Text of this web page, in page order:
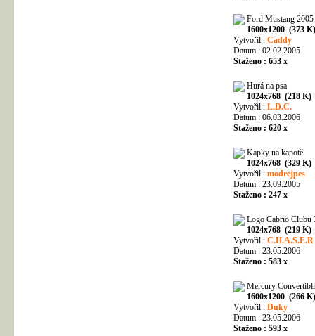
Ford Mustang 2005
1600x1200 (373 K)
Vytvořil : Caddy
Datum : 02.02.2005
Staženo : 653 x
Hurá na psa
1024x768 (218 K)
Vytvořil : L.D.C.
Datum : 06.03.2006
Staženo : 620 x
Kapky na kapotě
1024x768 (329 K)
Vytvořil : modrejpes
Datum : 23.09.2005
Staženo : 247 x
Logo Cabrio Clubu
1024x768 (219 K)
Vytvořil : C.H.A.S.E.R
Datum : 23.05.2006
Staženo : 583 x
Mercury
1600x1200 (266 K)
Vytvořil : Duky
Datum : 23.05.2006
Staženo : 593 x